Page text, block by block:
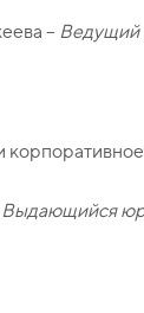
– Ведущий
Выдающийся